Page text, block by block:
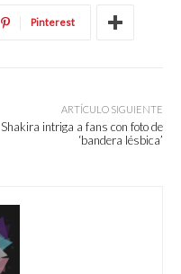
Pinterest
ARTÍCULO SIGUIENTE
Shakira intriga a fans con foto de
‘bandera lésbica’